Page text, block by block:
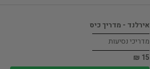
אירלנד - מדריך כיס
מדריכי נסיעות
15 ₪